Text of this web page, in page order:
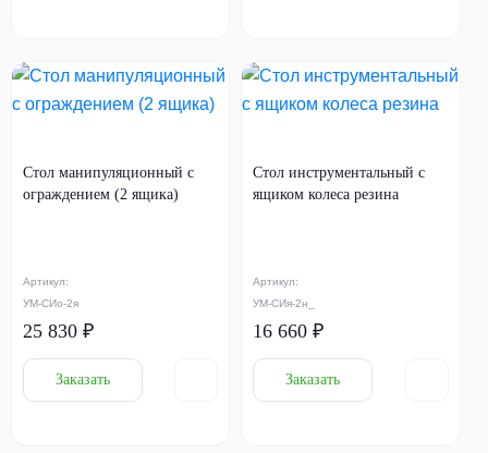
Артикул:
УМ-СИо-2я
Стол манипуляционный с
ограждением (2 ящика)
25 830 ₽
Заказать
Артикул:
УМ-СИя-2н_
Стол инструментальный с
ящиком колеса резина
16 660 ₽
Заказать